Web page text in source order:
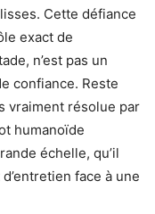
Cette défiance
exact de
n’est pas un
confiance. Reste
vraiment résolue par
humanoïde
échelle, qu’il
face à une